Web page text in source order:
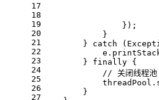
17
18
19
20
21
22
23
24
25
26
27
                });
            }
        }
catch
        }
finally {
// 关闭线程池
        }